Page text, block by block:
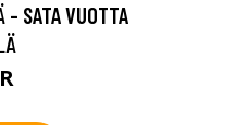
SATA VUOTTA